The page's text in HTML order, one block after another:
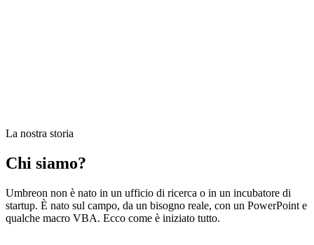
La nostra storia
Chi siamo?
Umbreon non è nato in un ufficio di ricerca o in un incubatore di
startup. È nato sul campo, da un bisogno reale, con un PowerPoint e
qualche macro VBA. Ecco come è iniziato tutto.